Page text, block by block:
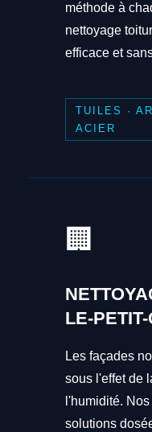
méthode à
nettoyage
efficace et
TUILES ·
ACIER
🏢
LE-
Les façades
sous l'effet de
l'humidité.
solutions